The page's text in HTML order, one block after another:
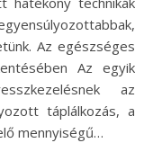
Az egészséges
Az egyik
az
táplálkozás, a
mennyiségű…